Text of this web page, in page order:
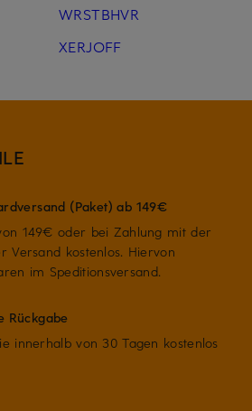
WRSTBHVR
XERJOFF
(Paket) ab 149€
149€ oder bei Zahlung mit der
Versand kostenlos. Hiervon
im Speditionsversand.
Rückgabe
innerhalb von 30 Tagen kostenlos